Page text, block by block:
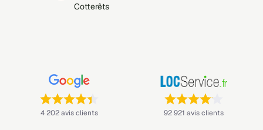
Cotterêts
Note : 4,4 sur 5 —
4 202 avis clients Note : 4,1 sur 5 —
92 921 avis clients